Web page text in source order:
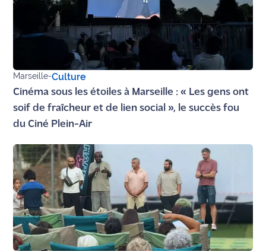
Marseille-Culture
Cinéma sous les étoiles à Marseille : « Les gens ont
soif de fraîcheur et de lien social », le succès fou
du Ciné Plein-Air